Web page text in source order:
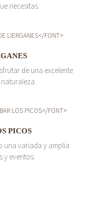
necesitas.
de una excelente
PICOS
una variada y amplia
y eventos.